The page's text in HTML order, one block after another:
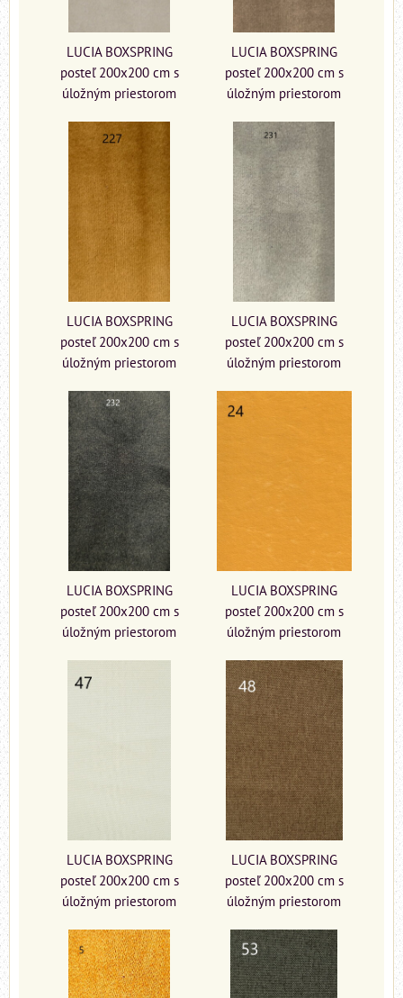
LUCIA BOXSPRING
posteľ 200x200 cm s
úložným priestorom
LUCIA BOXSPRING
posteľ 200x200 cm s
úložným priestorom
LUCIA BOXSPRING
posteľ 200x200 cm s
úložným priestorom
LUCIA BOXSPRING
posteľ 200x200 cm s
úložným priestorom
LUCIA BOXSPRING
posteľ 200x200 cm s
úložným priestorom
LUCIA BOXSPRING
posteľ 200x200 cm s
úložným priestorom
LUCIA BOXSPRING
posteľ 200x200 cm s
úložným priestorom
LUCIA BOXSPRING
posteľ 200x200 cm s
úložným priestorom